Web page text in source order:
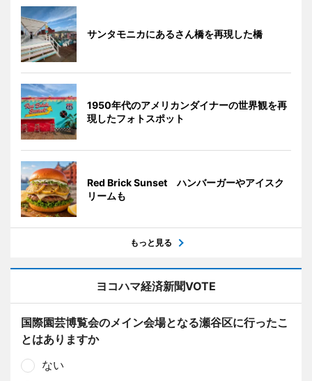
サンタモニカにあるさん橋を再現した橋
1950年代のアメリカンダイナーの世界観を再
現したフォトスポット
Red Brick Sunset ハンバーガーやアイスク
リームも
もっと見る
ヨコハマ経済新聞VOTE
国際園芸博覧会のメイン会場となる瀬谷区に行ったこ
とはありますか
ない